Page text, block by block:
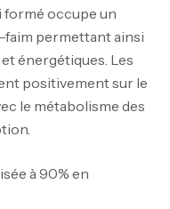
formé occupe un
faim permettant ainsi
énergétiques. Les
positivement sur le
le métabolisme des
à 90% en